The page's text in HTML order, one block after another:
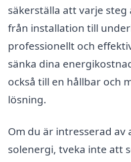
säkerställa att varje steg
från installation till
professionellt och
sänka dina
också till en hållbar och
lösning.
Om du är intresserad
solenergi, tveka inte att